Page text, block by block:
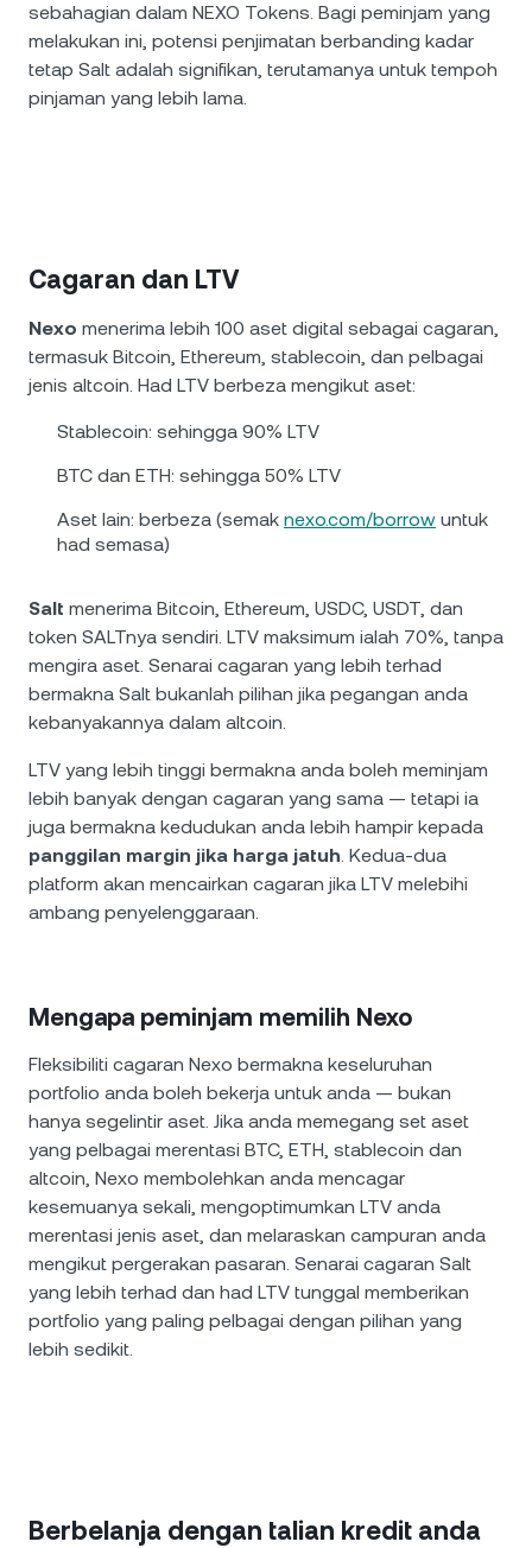
sebahagian dalam NEXO Tokens. Bagi peminjam yang
melakukan ini, potensi penjimatan berbanding kadar
tetap Salt adalah signifikan, terutamanya untuk tempoh
pinjaman yang lebih lama.
Cagaran dan LTV
Nexo menerima lebih 100 aset digital sebagai cagaran,
termasuk Bitcoin, Ethereum, stablecoin, dan pelbagai
jenis altcoin. Had LTV berbeza mengikut aset:
Stablecoin: sehingga 90% LTV
BTC dan ETH: sehingga 50% LTV
Aset lain: berbeza (semak nexo.com/borrow untuk
had semasa)
Salt menerima Bitcoin, Ethereum, USDC, USDT, dan
token SALTnya sendiri. LTV maksimum ialah 70%, tanpa
mengira aset. Senarai cagaran yang lebih terhad
bermakna Salt bukanlah pilihan jika pegangan anda
kebanyakannya dalam altcoin.
LTV yang lebih tinggi bermakna anda boleh meminjam
lebih banyak dengan cagaran yang sama — tetapi ia
juga bermakna kedudukan anda lebih hampir kepada
panggilan margin jika harga jatuh. Kedua-dua
platform akan mencairkan cagaran jika LTV melebihi
ambang penyelenggaraan.
Mengapa peminjam memilih Nexo
Fleksibiliti cagaran Nexo bermakna keseluruhan
portfolio anda boleh bekerja untuk anda — bukan
hanya segelintir aset. Jika anda memegang set aset
yang pelbagai merentasi BTC, ETH, stablecoin dan
altcoin, Nexo membolehkan anda mencagar
kesemuanya sekali, mengoptimumkan LTV anda
merentasi jenis aset, dan melaraskan campuran anda
mengikut pergerakan pasaran. Senarai cagaran Salt
yang lebih terhad dan had LTV tunggal memberikan
portfolio yang paling pelbagai dengan pilihan yang
lebih sedikit.
Berbelanja dengan talian kredit anda